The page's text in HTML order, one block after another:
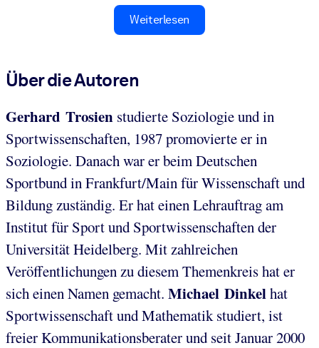
Weiterlesen
Über die Autoren
Gerhard Trosien studierte Soziologie und in
Sportwissenschaften, 1987 promovierte er in
Soziologie. Danach war er beim Deutschen
Sportbund in Frankfurt/Main für Wissenschaft und
Bildung zuständig. Er hat einen Lehrauftrag am
Institut für Sport und Sportwissenschaften der
Universität Heidelberg. Mit zahlreichen
Veröffentlichungen zu diesem Themenkreis hat er
sich einen Namen gemacht. Michael Dinkelhat
Sportwissenschaft und Mathematik studiert, ist
freier Kommunikationsberater und seit Januar 2000